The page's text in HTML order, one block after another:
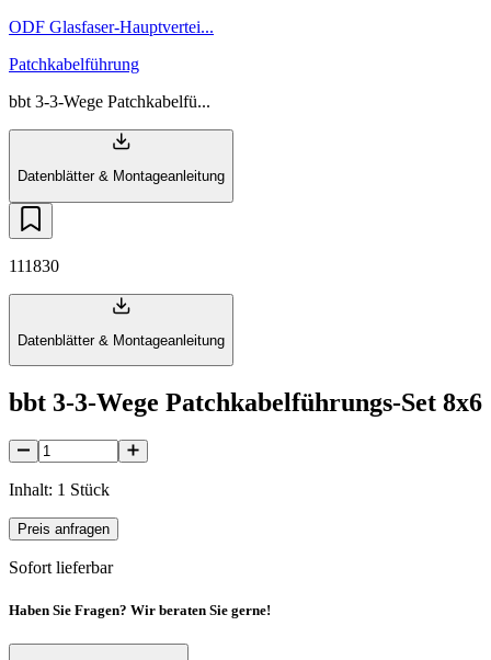
ODF Glasfaser-Hauptvertei...
Patchkabelführung
bbt 3-3-Wege Patchkabelfü...
Datenblätter & Montageanleitung
111830
Datenblätter & Montageanleitung
bbt 3-3-Wege Patchkabelführungs-Set 8x6
Inhalt: 1 Stück
Preis anfragen
Sofort lieferbar
Haben Sie Fragen? Wir beraten Sie gerne!